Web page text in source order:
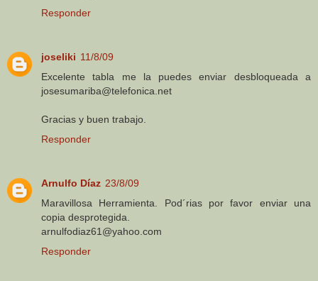
Responder
joseliki 11/8/09
Excelente tabla me la puedes enviar desbloqueada a
josesumariba@telefonica.net
Gracias y buen trabajo.
Responder
Arnulfo Díaz 23/8/09
Maravillosa Herramienta. Pod´rias por favor enviar una
copia desprotegida.
arnulfodiaz61@yahoo.com
Responder